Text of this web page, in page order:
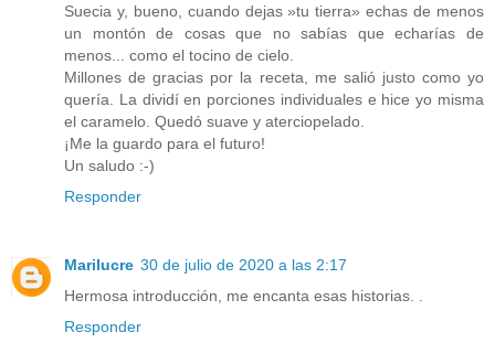
Suecia y, bueno, cuando dejas »tu tierra» echas de menos
un montón de cosas que no sabías que echarías de
menos... como el tocino de cielo.
Millones de gracias por la receta, me salió justo como yo
quería. La dividí en porciones individuales e hice yo misma
el caramelo. Quedó suave y aterciopelado.
¡Me la guardo para el futuro!
Un saludo :-)
Responder
Marilucre 30 de julio de 2020 a las 2:17
Hermosa introducción, me encanta esas historias. .
Responder